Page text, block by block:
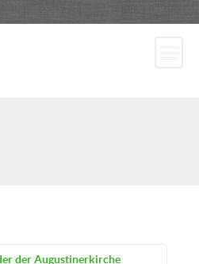
der Augustinerkirche